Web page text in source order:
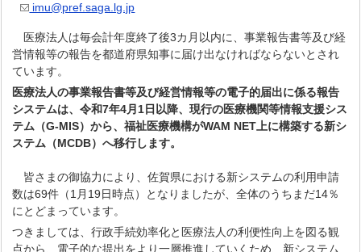
imu@pref.saga.lg.jp
医療法人は毎会計年度終了後3カ月以内に、事業報告書等及び経
営情報等の報告を都道府県知事に届け出なければならないとされ
ています。
医療法人の事業報告書等及び経営情報等の電子的届出に係る報告
システムは、令和7年4月1日以降、現行の医療機関等情報支援シス
テム（G-MIS）から、福祉医療機構がWAM NET上に構築する新シ
ステム（MCDB）へ移行します。
皆さまの御協力により、佐賀県における新システムの利用申請
数は69件（1月19日時点）となりましたが、全体のうちまだ14％
にとどまっています。
つきましては、行政手続効率化と医療法人の利便性向上を図る観
点から、電子的な提出をより一層推進していくため、新システム